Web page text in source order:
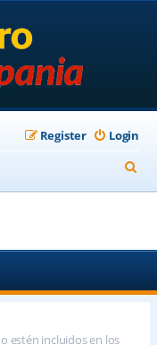
Login
Register
e
h
estén incluidos en los